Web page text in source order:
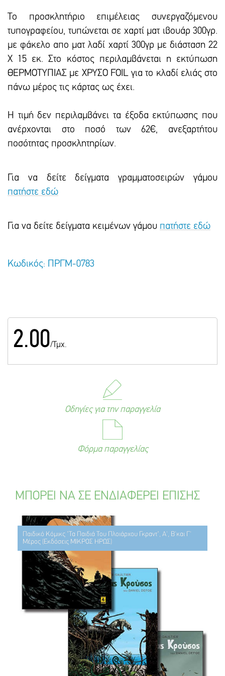
Το προσκλητήριο επιμέλειας συνεργαζόμενου
τυπογραφείου, τυπώνεται σε χαρτί ματ ιβουάρ 300γρ.
με φάκελο απο ματ λαδί χαρτί 300γρ με διάσταση 22
Χ 15 εκ. Στο κόστος περιλαμβάνεται η εκτύπωση
ΘΕΡΜΟΤΥΠΙΑΣ με ΧΡΥΣΟ FOIL για το κλαδί ελιάς στο
πάνω μέρος τις κάρτας ως έχει.
Η τιμή δεν περιλαμβάνει τα έξοδα εκτύπωσης που
ανέρχονται στο ποσό των 62€, ανεξαρτήτου
ποσότητας προσκλητηρίων.
Για να δείτε δείγματα γραμματοσειρών γάμου
πατήστε εδώ
Για να δείτε δείγματα κειμένων γάμου πατήστε εδώ
Κωδικός: ΠΡΓΜ-0783
2.00/Τμχ.
Οδηγίες για την παραγγελία
Φόρμα παραγγελίας
ΜΠΟΡΕΙ ΝΑ ΣΕ ΕΝΔΙΑΦΕΡΕΙ ΕΠΙΣΗΣ
Παιδικό Κόμικς "Τα Παιδιά Του Πλοιάρχου Γκραντ", Α', Β'και Γ'
Μέρος (Εκδόσεις ΜΙΚΡΟΣ ΗΡΩΣ)